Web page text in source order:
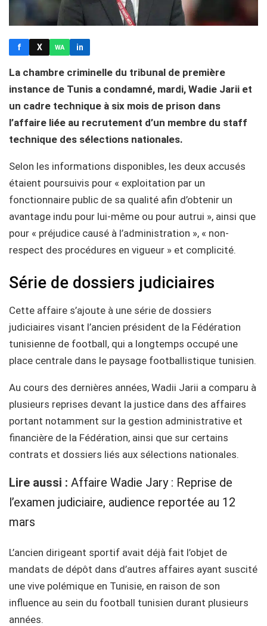
f X WA in
La chambre criminelle du tribunal de première
instance de Tunis a condamné, mardi, Wadie Jarii et
un cadre technique à six mois de prison dans
l’affaire liée au recrutement d’un membre du staff
technique des sélections nationales.
Selon les informations disponibles, les deux accusés
étaient poursuivis pour « exploitation par un
fonctionnaire public de sa qualité afin d’obtenir un
avantage indu pour lui-même ou pour autrui », ainsi que
pour « préjudice causé à l’administration », « non-
respect des procédures en vigueur » et complicité.
Série de dossiers judiciaires
Cette affaire s’ajoute à une série de dossiers
judiciaires visant l’ancien président de la Fédération
tunisienne de football, qui a longtemps occupé une
place centrale dans le paysage footballistique tunisien.
Au cours des dernières années, Wadii Jarii a comparu à
plusieurs reprises devant la justice dans des affaires
portant notamment sur la gestion administrative et
financière de la Fédération, ainsi que sur certains
contrats et dossiers liés aux sélections nationales.
Lire aussi : Affaire Wadie Jary : Reprise de
l’examen judiciaire, audience reportée au 12
mars
L’ancien dirigeant sportif avait déjà fait l’objet de
mandats de dépôt dans d’autres affaires ayant suscité
une vive polémique en Tunisie, en raison de son
influence au sein du football tunisien durant plusieurs
années.